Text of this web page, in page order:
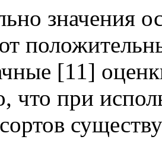
значения
[11]
что при